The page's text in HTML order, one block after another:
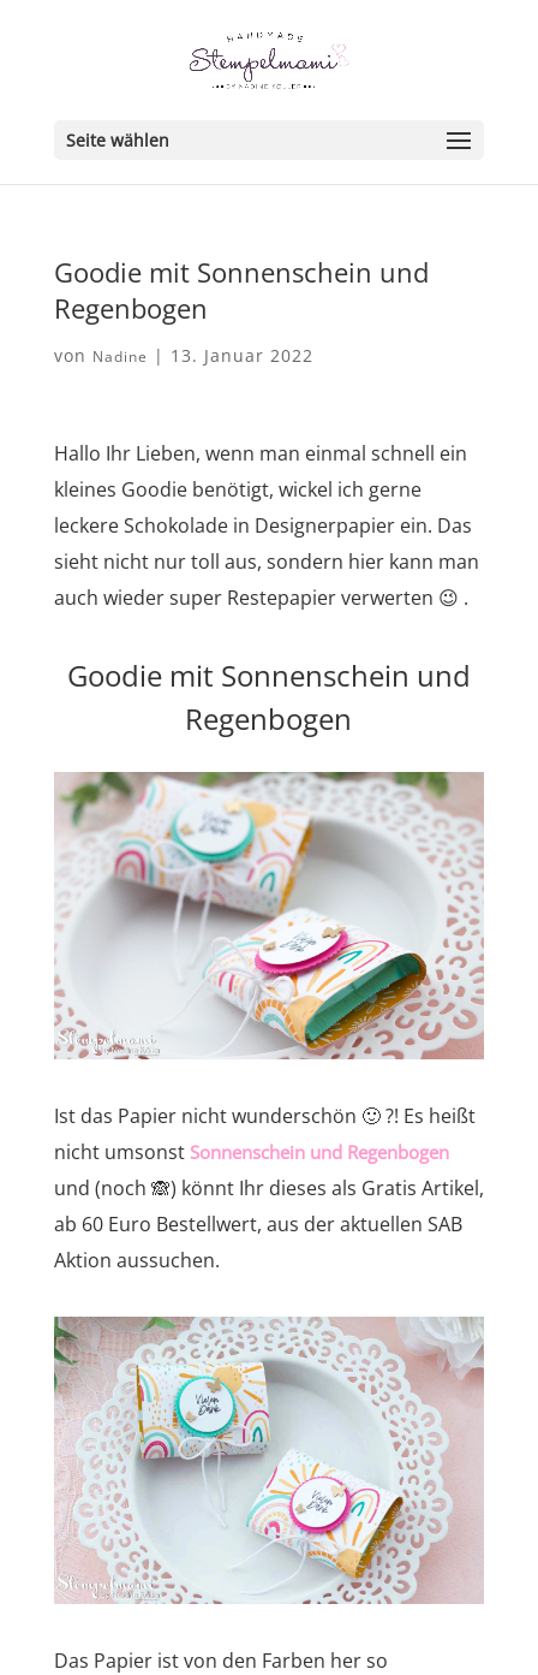
Seite wählen
Goodie mit Sonnenschein und
Regenbogen
von Nadine | 13. Januar 2022
Hallo Ihr Lieben, wenn man einmal schnell ein
kleines Goodie benötigt, wickel ich gerne
leckere Schokolade in Designerpapier ein. Das
sieht nicht nur toll aus, sondern hier kann man
auch wieder super Restepapier verwerten 😉 .
Goodie mit Sonnenschein und
Regenbogen
Ist das Papier nicht wunderschön 🙂 ?! Es heißt
nicht umsonst Sonnenschein und Regenbogen
und (noch 🙈) könnt Ihr dieses als Gratis Artikel,
ab 60 Euro Bestellwert, aus der aktuellen SAB
Aktion aussuchen.
Das Papier ist von den Farben her so